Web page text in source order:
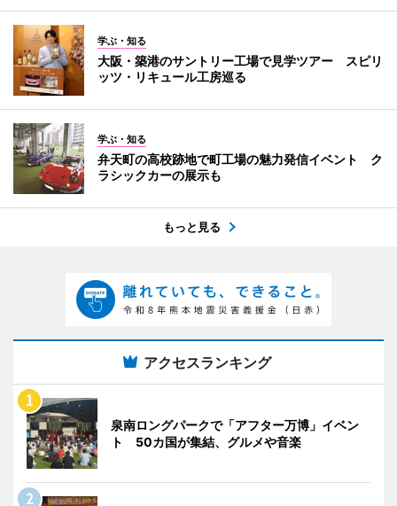
学ぶ・知る
大阪・築港のサントリー工場で見学ツアー スピリ
ッツ・リキュール工房巡る
学ぶ・知る
弁天町の高校跡地で町工場の魅力発信イベント ク
ラシックカーの展示も
もっと見る
アクセスランキング
泉南ロングパークで「アフター万博」イベン
ト 50カ国が集結、グルメや音楽